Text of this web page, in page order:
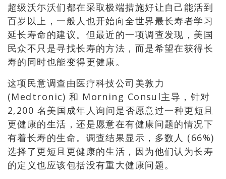
超级沃尓沃们都在采取极端措施好让自己能活到
百岁以上，一般人也开始向全世界最长寿者学习
延长寿命的建议。但最近的一项调查发现，美国
民众不只是寻找长寿的方法，而是希望在获得长
寿的同时也能变得更健康。
这项民意调查由医疗科技公司美敦力
(Medtronic) 和 Morning Consul主导，针对
2,200 名美国成年人询问是否愿意过一种更短且
更健康的生活，还是愿意在有健康问题的情况下
有着长寿的生命。调查结果显示，多数人 (66%)
选择了更短且更健康的生活，因为他们认为长寿
的定义也应该包括没有重大健康问题。